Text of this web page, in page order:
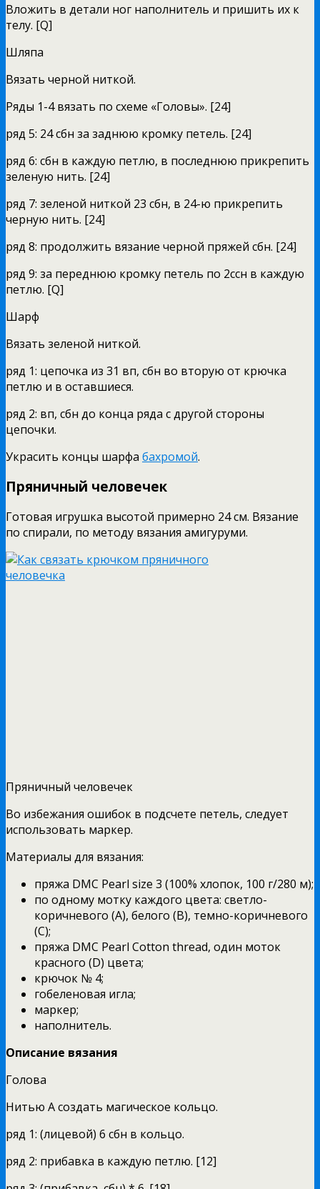
Вложить в детали ног наполнитель и пришить их к
телу. [Q]
Шляпа
Вязать черной ниткой.
Ряды 1-4 вязать по схеме «Головы». [24]
ряд 5: 24 сбн за заднюю кромку петель. [24]
ряд 6: сбн в каждую петлю, в последнюю прикрепить
зеленую нить. [24]
ряд 7: зеленой ниткой 23 сбн, в 24-ю прикрепить
черную нить. [24]
ряд 8: продолжить вязание черной пряжей сбн. [24]
ряд 9: за переднюю кромку петель по 2ссн в каждую
петлю. [Q]
Шарф
Вязать зеленой ниткой.
ряд 1: цепочка из 31 вп, сбн во вторую от крючка
петлю и в оставшиеся.
ряд 2: вп, сбн до конца ряда с другой стороны
цепочки.
Украсить концы шарфа бахромой.
Пряничный человечек
Готовая игрушка высотой примерно 24 см. Вязание
по спирали, по методу вязания амигуруми.
Пряничный человечек
Во избежания ошибок в подсчете петель, следует
использовать маркер.
Материалы для вязания:
пряжа DMC Pearl size 3 (100% хлопок, 100 г/280 м);
по одному мотку каждого цвета: светло-
коричневого (А), белого (В), темно-коричневого
(С);
пряжа DMC Pearl Cotton thread, один моток
красного (D) цвета;
крючок № 4;
гобеленовая игла;
маркер;
наполнитель.
Описание вязания
Голова
Нитью А создать магическое кольцо.
ряд 1: (лицевой) 6 сбн в кольцо.
ряд 2: прибавка в каждую петлю. [12]